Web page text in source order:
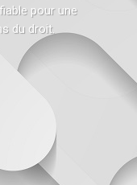
pour une
du droit.